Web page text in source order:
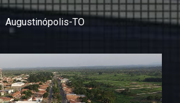
Augustinópolis-TO